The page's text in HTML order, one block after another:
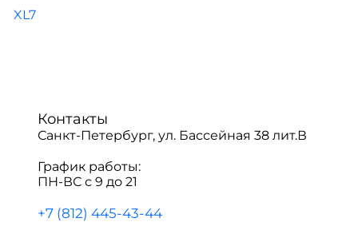
XL7
Контакты
Санкт-Петербург, ул. Бассейная 38 лит.В
График работы:
ПН-ВС с 9 до 21
+7 (812) 445-43-44